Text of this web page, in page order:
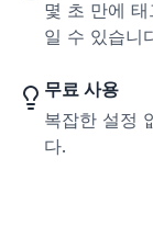
몇 초 만에
일 수 있습니
무료 사용
복잡한 설정
다.